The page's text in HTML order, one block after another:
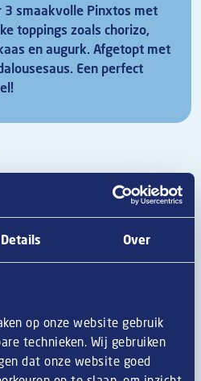
Details Over
op onze website gebruik
technieken. Wij gebruiken
dat onze website goed
3 smaakvolle Pinxtos met
toppings zoals chorizo,
en augurk. Afgetopt met
Een perfect
basilicum)